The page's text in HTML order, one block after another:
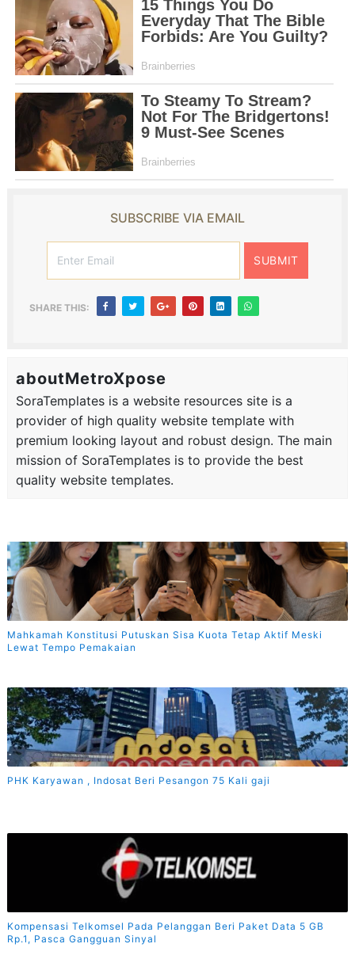
SUBSCRIBE VIA EMAIL
SHARE THIS:
aboutMetroXpose
SoraTemplates is a website resources site is a
provider of high quality website template with
premium looking layout and robust design. The main
mission of SoraTemplates is to provide the best
quality website templates.
Mahkamah Konstitusi Putuskan Sisa Kuota Tetap Aktif Meski
Lewat Tempo Pemakaian
PHK Karyawan , Indosat Beri Pesangon 75 Kali gaji
Kompensasi Telkomsel Pada Pelanggan Beri Paket Data 5 GB
Rp.1, Pasca Gangguan Sinyal